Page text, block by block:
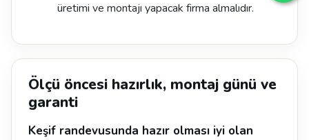
üretimi ve montajı yapacak firma almalıdır.
Ölçü öncesi hazırlık, montaj günü ve
garanti
Keşif randevusunda hazır olması iyi olan